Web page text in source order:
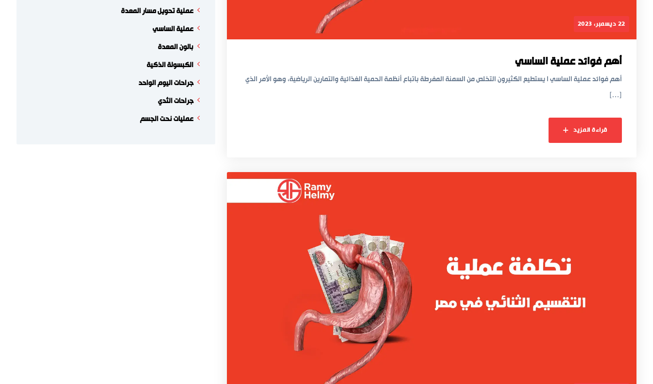
22 ديسمبر، 2023
أهم فوائد عملية الساسي
أهم فوائد عملية الساسي ا يستطيع الكثيرون التخلص من السمنة المفرطة باتباع أنظمة الحمية الغذائية والتمارين الرياضية، وهو الأمر الذي
[…]
قراءة المزيد
عملية تحويل مسار المعدة
عملية الساسي
بالون المعدة
الكبسولة الذكية
جراحات اليوم الواحد
جراحات الثدي
عمليات نحت الجسم